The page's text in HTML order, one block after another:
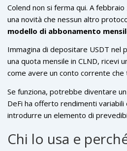
Colend non si ferma qui. A
una novità che nessun altro
modello di abbonamento
Immagina di depositare USDT nel
una quota mensile in CLND, ricevi
come avere un conto corrente
sistema, chiamato MRR (Monthly
pensato per creare un flusso di
non solo per i detentori di token.
Se funziona, potrebbe diventare
DeFi ha offerto rendimenti variabili
introdurre un elemento di
senza banche.
Chi lo usa e